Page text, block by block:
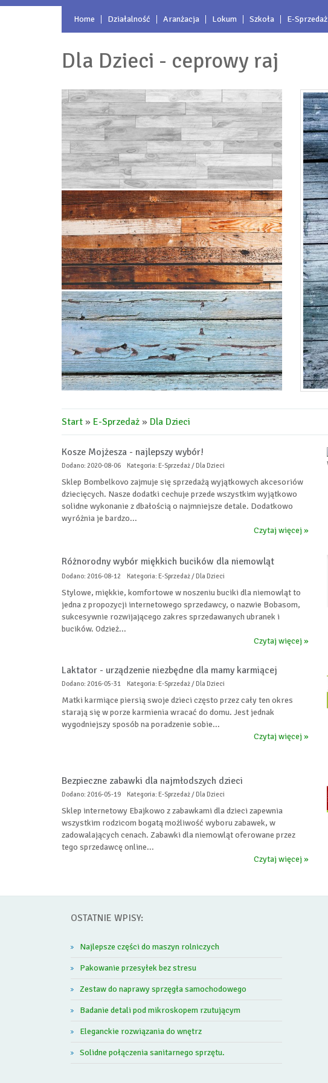
Home Działalność Aranżacja Lokum Szkoła E-Sprzedaż
Dla Dzieci - ceprowy raj
Start » E-Sprzedaż » Dla Dzieci
Kosze Mojżesza - najlepszy wybór!
Dodano: 2020-08-06 Kategoria: E-Sprzedaż / Dla Dzieci
Sklep Bombelkovo zajmuje się sprzedażą wyjątkowych akcesoriów
dziecięcych. Nasze dodatki cechuje przede wszystkim wyjątkowo
solidne wykonanie z dbałością o najmniejsze detale. Dodatkowo
wyróżnia je bardzo...
Czytaj więcej »
Różnorodny wybór miękkich bucików dla niemowląt
Dodano: 2016-08-12 Kategoria: E-Sprzedaż / Dla Dzieci
Stylowe, miękkie, komfortowe w noszeniu buciki dla niemowląt to
jedna z propozycji internetowego sprzedawcy, o nazwie Bobasom,
sukcesywnie rozwijającego zakres sprzedawanych ubranek i
bucików. Odzież...
Czytaj więcej »
Laktator - urządzenie niezbędne dla mamy karmiącej
Dodano: 2016-05-31 Kategoria: E-Sprzedaż / Dla Dzieci
Matki karmiące piersią swoje dzieci często przez cały ten okres
starają się w porze karmienia wracać do domu. Jest jednak
wygodniejszy sposób na poradzenie sobie...
Czytaj więcej »
Bezpieczne zabawki dla najmłodszych dzieci
Dodano: 2016-05-19 Kategoria: E-Sprzedaż / Dla Dzieci
Sklep internetowy Ebajkowo z zabawkami dla dzieci zapewnia
wszystkim rodzicom bogatą możliwość wyboru zabawek, w
zadowalających cenach. Zabawki dla niemowląt oferowane przez
tego sprzedawcę online...
Czytaj więcej »
OSTATNIE WPISY:
Najlepsze części do maszyn rolniczych
Pakowanie przesyłek bez stresu
Zestaw do naprawy sprzęgła samochodowego
Badanie detali pod mikroskopem rzutującym
Eleganckie rozwiązania do wnętrz
Solidne połączenia sanitarnego sprzętu.